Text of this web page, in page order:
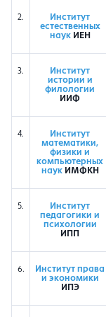
2.
Институт
естественных
наукИЕН
3.
Институт
истории и
филологии
ИИФ
4.
Институт
математики,
физики и
компьютерных
наукИМФКН
5.
Институт
педагогики и
психологии
ИПП
6.
Институт права
и экономики
ИПЭ